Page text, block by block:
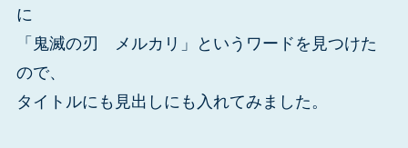
に
「鬼滅の刃 メルカリ」というワードを見つけた
ので、
タイトルにも見出しにも入れてみました。